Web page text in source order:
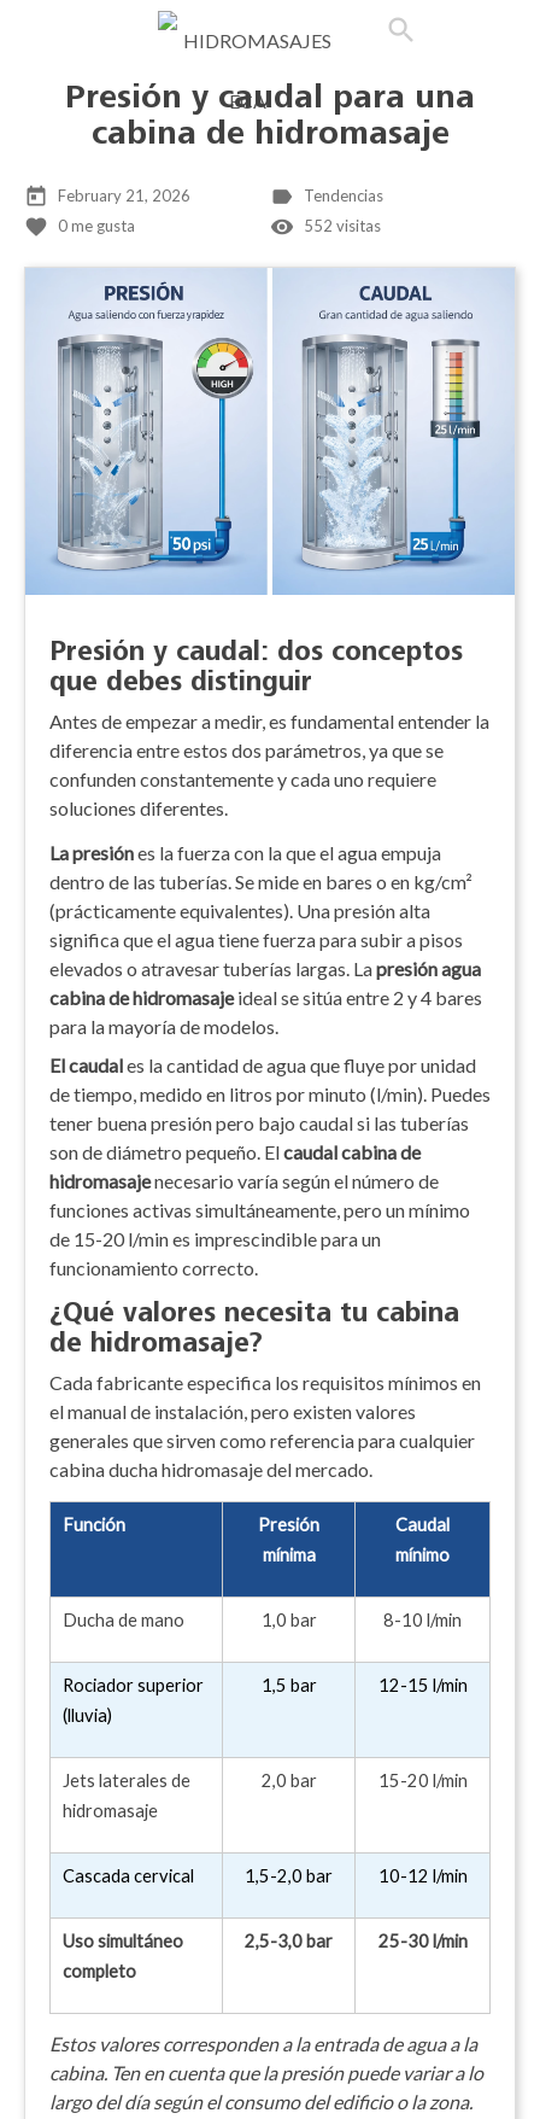
search
Presión y caudal para una
cabina de hidromasaje
today February 21, 2026 label Tendencias
favorite 0me gusta remove_red_eye 552 visitas
Presión y caudal: dos conceptos
que debes distinguir
Antes de empezar a medir, es fundamental entender la
diferencia entre estos dos parámetros, ya que se
confunden constantemente y cada uno requiere
soluciones diferentes.
La presiónes la fuerza con la que el agua empuja
dentro de las tuberías. Se mide en bares o en kg/cm²
(prácticamente equivalentes). Una presión alta
significa que el agua tiene fuerza para subir a pisos
elevados o atravesar tuberías largas. Lapresión agua
cabina de hidromasajeideal se sitúa entre 2 y 4 bares
para la mayoría de modelos.
El caudales la cantidad de agua que fluye por unidad
de tiempo, medido en litros por minuto (l/min). Puedes
tener buena presión pero bajo caudal si las tuberías
son de diámetro pequeño. Elcaudal cabina de
hidromasajenecesario varía según el número de
funciones activas simultáneamente, pero un mínimo
de 15-20 l/min es imprescindible para un
funcionamiento correcto.
¿Qué valores necesita tu cabina
de hidromasaje?
Cada fabricante especifica los requisitos mínimos en
el manual de instalación, pero existen valores
generales que sirven como referencia para cualquier
cabina ducha hidromasaje del mercado.
Función
Presión
mínima
Caudal
mínimo
Ducha de mano 1,0 bar 8-10 l/min
Rociador superior
(lluvia)
1,5 bar 12-15 l/min
Jets laterales de
hidromasaje
2,0 bar 15-20 l/min
Cascada cervical 1,5-2,0 bar 10-12 l/min
Uso simultáneo
completo
2,5-3,0 bar 25-30 l/min
Estos valores corresponden a la entrada de agua a la
cabina. Ten en cuenta que la presión puede variar a lo
largo del día según el consumo del edificio o la zona.